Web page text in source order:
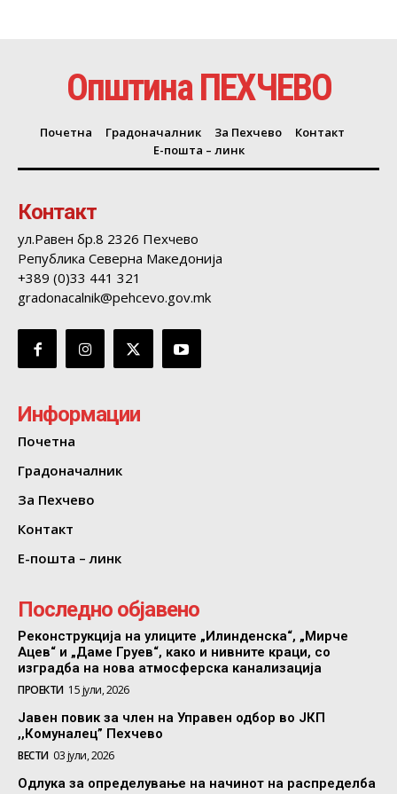
Општина ПЕХЧЕВО
Почетна Градоначалник За Пехчево
Контакт
Е-пошта – линк
Контакт
ул.Равен бр.8 2326 Пехчево
Република Северна Македонија
+389 (0)33 441 321
gradonacalnik@pehcevo.gov.mk
Информации
Почетна
Градоначалник
За Пехчево
Контакт
Е-пошта – линк
Последно објавено
Реконструкција на улиците „Илинденска“, „Мирче
Ацев“ и „Даме Груев“, како и нивните краци, со
изградба на нова атмосферска канализација
ПРОЕКТИ 15 јули, 2026
Јавен повик за член на Управен одбор во ЈКП
,,Комуналец” Пехчево
ВЕСТИ 03 јули, 2026
Одлука за определување на начинот на распределба